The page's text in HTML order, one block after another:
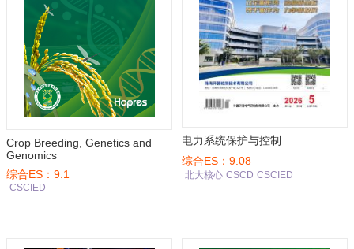
Crop Breeding, Genetics and
Genomics
综合ES：9.1
CSCIED
电力系统保护与控制
综合ES：9.08
北大核心 CSCD CSCIED